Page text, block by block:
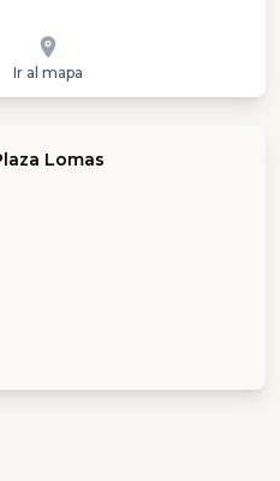
Ir al mapa
Lomas